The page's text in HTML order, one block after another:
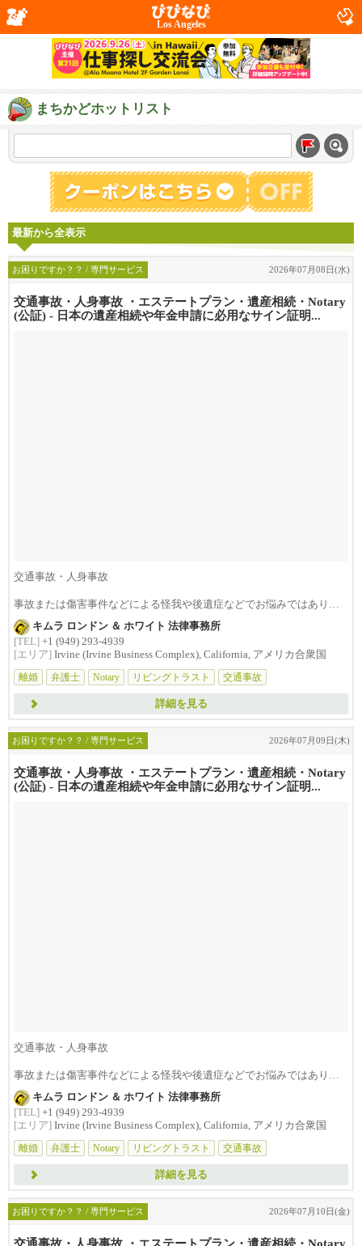
Los Angeles
まちかどホットリスト
最新から全表示
お困りですか？？ / 専門サービス 2026年07月08日(水)
交通事故・人身事故 ・エステートプラン・遺産相続・Notary
(公証) - 日本の遺産相続や年金申請に必用なサイン証明...
交通事故・人身事故
事故または傷害事件などによる怪我や後遺症などでお悩みではありま
せんか？損害賠償は治療費...
キムラ ロンドン ＆ ホワイト 法律事務所
[TEL] +1 (949) 293-4939
[エリア] Irvine (Irvine Business Complex), California, アメリカ合衆国
離婚
弁護士 Notary リビングトラスト 交通事故
詳細を見る
お困りですか？？ / 専門サービス 2026年07月09日(木)
交通事故・人身事故 ・エステートプラン・遺産相続・Notary
(公証) - 日本の遺産相続や年金申請に必用なサイン証明...
交通事故・人身事故
事故または傷害事件などによる怪我や後遺症などでお悩みではありま
せんか？損害賠償は治療費...
キムラ ロンドン ＆ ホワイト 法律事務所
[TEL] +1 (949) 293-4939
[エリア] Irvine (Irvine Business Complex), California, アメリカ合衆国
離婚
弁護士 Notary リビングトラスト 交通事故
詳細を見る
お困りですか？？ / 専門サービス 2026年07月10日(金)